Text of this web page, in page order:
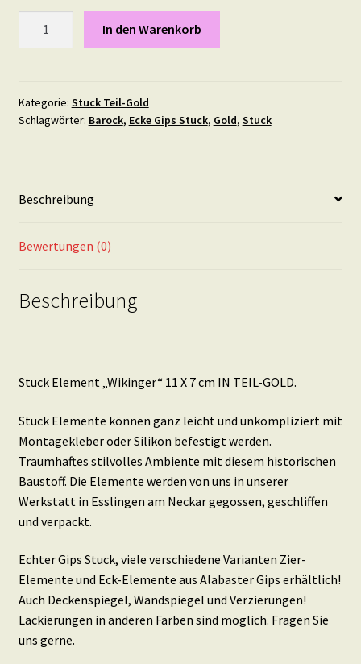
X
7
GOLD
In den Warenkorb
Kategorie: Stuck Teil-Gold
Schlagwörter: Barock, Ecke Gips Stuck, Gold, Stuck
Beschreibung
Bewertungen (0)
Beschreibung
Stuck Element „Wikinger“ 11 X 7 cm IN TEIL-GOLD.
Stuck Elemente können ganz leicht und unkompliziert mit
Montagekleber oder Silikon befestigt werden.
Traumhaftes stilvolles Ambiente mit diesem historischen
Baustoff. Die Elemente werden von uns in unserer
Werkstatt in Esslingen am Neckar gegossen, geschliffen
und verpackt.
Echter Gips Stuck, viele verschiedene Varianten Zier-
Elemente und Eck-Elemente aus Alabaster Gips erhältlich!
Auch Deckenspiegel, Wandspiegel und Verzierungen!
Lackierungen in anderen Farben sind möglich. Fragen Sie
uns gerne.